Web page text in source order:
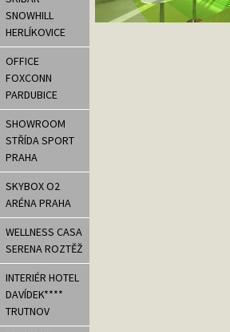
SNOWHILL
HERLÍKOVICE
OFFICE
FOXCONN
PARDUBICE
SHOWROOM
STŘÍDA SPORT
PRAHA
SKYBOX O2
ARÉNA PRAHA
WELLNESS CASA
SERENA ROZTĚŽ
INTERIÉR HOTEL
DAVÍDEK****
TRUTNOV